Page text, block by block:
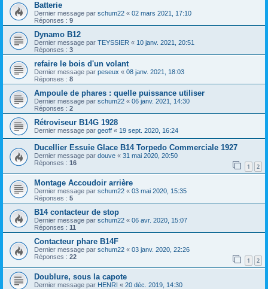
Batterie
Dernier message par schum22 « 02 mars 2021, 17:10
Réponses : 9
Dynamo B12
Dernier message par TEYSSIER « 10 janv. 2021, 20:51
Réponses : 3
refaire le bois d'un volant
Dernier message par peseux « 08 janv. 2021, 18:03
Réponses : 8
Ampoule de phares : quelle puissance utiliser
Dernier message par schum22 « 06 janv. 2021, 14:30
Réponses : 2
Rétroviseur B14G 1928
Dernier message par geoff « 19 sept. 2020, 16:24
Ducellier Essuie Glace B14 Torpedo Commerciale 1927
Dernier message par douve « 31 mai 2020, 20:50
Réponses : 16 1 2
Montage Accoudoir arrière
Dernier message par schum22 « 03 mai 2020, 15:35
Réponses : 5
B14 contacteur de stop
Dernier message par schum22 « 06 avr. 2020, 15:07
Réponses : 11
Contacteur phare B14F
Dernier message par schum22 « 03 janv. 2020, 22:26
Réponses : 22 1 2
Doublure, sous la capote
Dernier message par HENRI « 20 déc. 2019, 14:30